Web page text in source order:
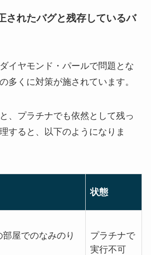
されたバグと残存しているバ
イヤモンド・パールで問題とな
多くに対策が施されています。
、プラチナでも依然として残っ
すると、以下のようになりま
状態
部屋でのなみのり
プラチナで
実行不可